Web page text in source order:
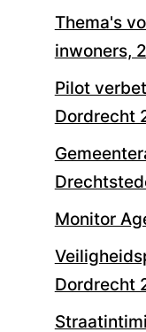
Thema's
inwoners,
Pilot
Dordrecht
Monitor
Dordrecht